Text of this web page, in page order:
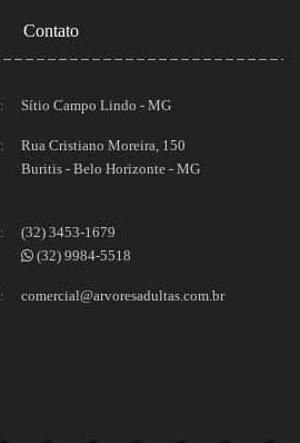
Contato
Sítio Campo Lindo - MG
Rua Cristiano Moreira, 150
Buritis - Belo Horizonte - MG
(32) 3453-1679
(32) 9984-5518
comercial@arvoresadultas.com.br